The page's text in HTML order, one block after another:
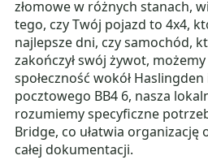
złomowe w różnych stanach,
tego, czy Twój pojazd to 4x4,
najlepsze dni, czy samochód,
zakończył swój żywot,
społeczność wokół
pocztowego BB4 6, nasza
rozumiemy specyficzne
Bridge, co ułatwia organizację
całej dokumentacji.